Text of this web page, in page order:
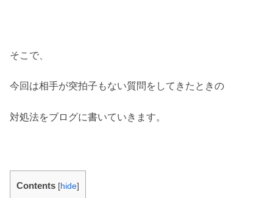
そこで、
今回は相手が突拍子もない質問をしてきたときの
対処法をブログに書いていきます。
Contents [hide]